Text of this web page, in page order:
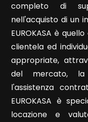
completo di
nell'acquisto di un
EUROKASA è
clientela ed
appropriate,
del mercato, la
l'assistenza
EUROKASA è
locazione e
5
Altre
opzioni
-
multiscelta